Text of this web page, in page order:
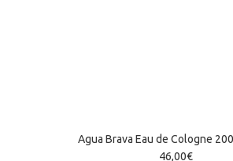
Agua Brava Eau de Cologne
46,00€